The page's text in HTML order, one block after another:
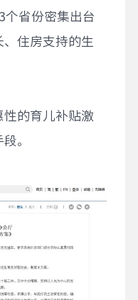
个省份密集出台
住房支持的生
的育儿补贴激
。